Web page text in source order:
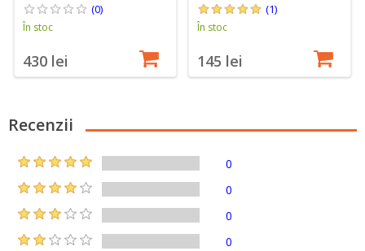
(0)
În stoc
430 lei
(1)
În stoc
145 lei
Recenzii
0
0
0
0